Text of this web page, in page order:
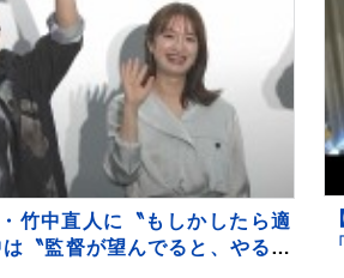
竹中直人に〝もしかしたら適
〝監督が望んでると、やる〟